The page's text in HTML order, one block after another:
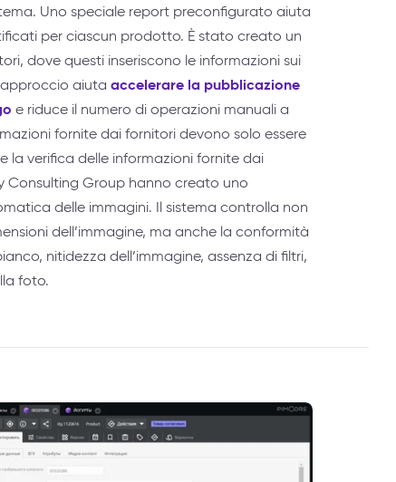
Uno speciale report preconfigurato aiuta
per ciascun prodotto. È stato creato un
dove questi inseriscono le informazioni sui
aiuta accelerare la pubblicazione
e riduce il numero di operazioni manuali a
fornite dai fornitori devono solo essere
la verifica delle informazioni fornite dai
Consulting Group hanno creato uno
delle immagini. Il sistema controlla non
dell’immagine, ma anche la conformità
nitidezza dell’immagine, assenza di filtri,
foto.